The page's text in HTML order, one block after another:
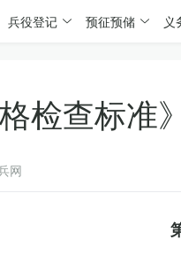
兵役登记 预征预储 义
检查标准
网